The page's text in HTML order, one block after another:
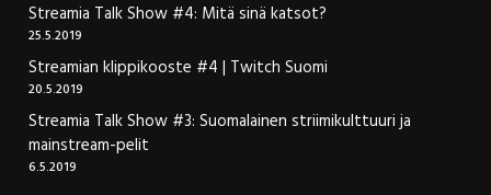
Streamia Talk Show #4: Mitä sinä katsot?
25.5.2019
Streamian klippikooste #4 | Twitch Suomi
20.5.2019
Streamia Talk Show #3: Suomalainen striimikulttuuri ja
mainstream-pelit
6.5.2019